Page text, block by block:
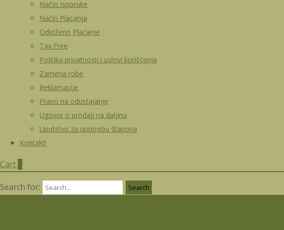
Način Isporuke
Način Plaćanja
Odloženo Plaćanje
Tax Free
Politika privatnosti i uslovi korišćenja
Zamena robe
Reklamacije
Pravo na odustajanje
Ugovor o prodaji na daljinu
Uputstvo za upotrebu štapova
Kontakti
Cart
Search for: